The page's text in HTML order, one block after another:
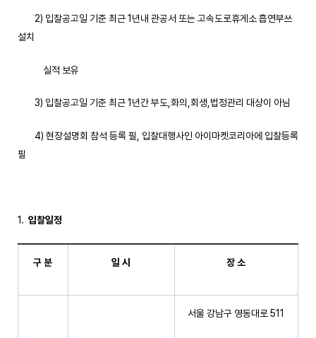
2) 입찰공고일 기준 최근 1년내 관공서 또는 고속도로휴게소 흡연부쓰
설치
실적 보유
3) 입찰공고일 기준 최근 1년간 부도,화의,회생,법정관리 대상이 아님
4) 현장설명회 참석 등록 필, 입찰대행사인 아이마켓코리아에 입찰등록
필
입찰일정
구 분 일 시 장 소
서울 강남구 영동대로 511